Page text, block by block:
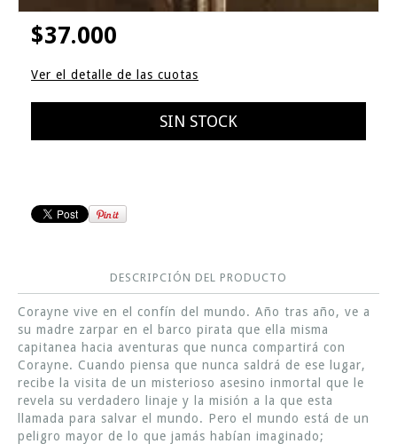
$37.000
Ver el detalle de las cuotas
DESCRIPCIÓN DEL PRODUCTO
Corayne vive en el confín del mundo. Año tras año, ve a
su madre zarpar en el barco pirata que ella misma
capitanea hacia aventuras que nunca compartirá con
Corayne. Cuando piensa que nunca saldrá de ese lugar,
recibe la visita de un misterioso asesino inmortal que le
revela su verdadero linaje y la misión a la que esta
llamada para salvar el mundo. Pero el mundo está de un
peligro mayor de lo que jamás habían imaginado;